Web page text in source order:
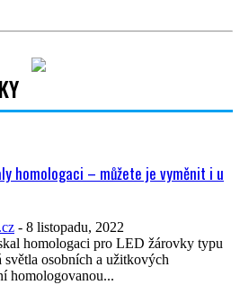
homologaci – můžete je vyměnit i u
- 8 listopadu, 2022
homologaci pro LED žárovky typu
osobních a užitkových
homologovanou...